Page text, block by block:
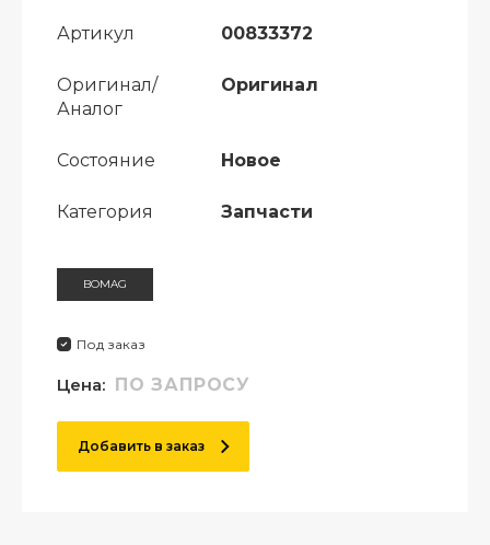
Артикул 00833372
Оригинал/
Аналог
Оригинал
Состояние Новое
Категория Запчасти
BOMAG
Под заказ
Цена: ПО ЗАПРОСУ
Добавить в заказ